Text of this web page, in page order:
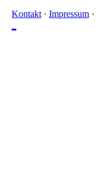
Kontakt · Impressum ·